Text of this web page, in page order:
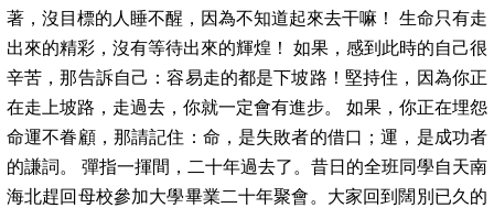
著，沒目標的人睡不醒，因為不知道起來去干嘛！ 生命只有走
出來的精彩，沒有等待出來的輝煌！ 如果，感到此時的自己很
辛苦，那告訴自己：容易走的都是下坡路！堅持住，因為你正
在走上坡路，走過去，你就一定會有進步。 如果，你正在埋怨
命運不眷顧，那請記住：命，是失敗者的借口；運，是成功者
的謙詞。 彈指一揮間，二十年過去了。昔日的全班同學自天南
海北趕回母校參加大學畢業二十年聚會。大家回到闊別已久的